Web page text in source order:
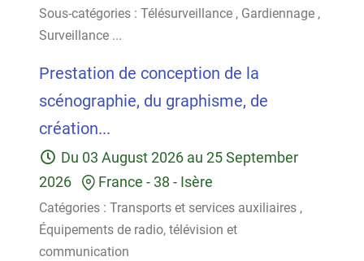
Sous-catégories : Télésurveillance , Gardiennage ,
Surveillance ...
Prestation de conception de la
scénographie, du graphisme, de
création...
Du 03 August 2026 au 25 September
2026
France - 38 - Isère
Catégories : Transports et services auxiliaires ,
Équipements de radio, télévision et
communication